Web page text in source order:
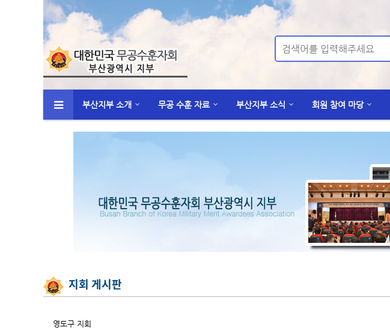
부산지부 소개 무공 수훈 자료 부산지부 소식 회원 참여 마당
지회 게시판
영도구 지회